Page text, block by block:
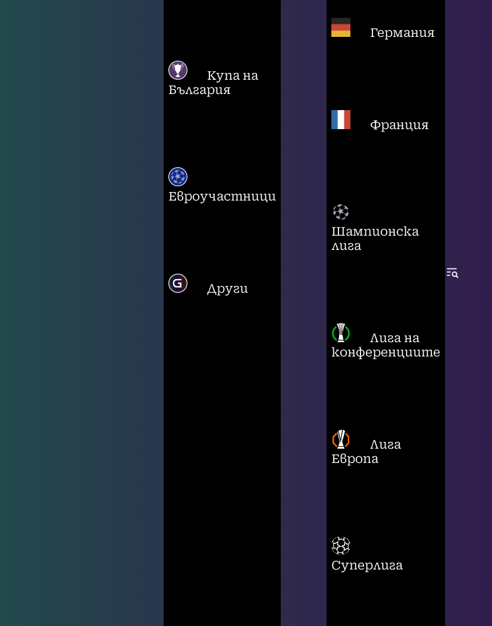
Купа на
България
Евроучастници
Други
Германия
Франция
Шампионска
лига
Лига на
конференциите
Лига
Европа
Суперлига